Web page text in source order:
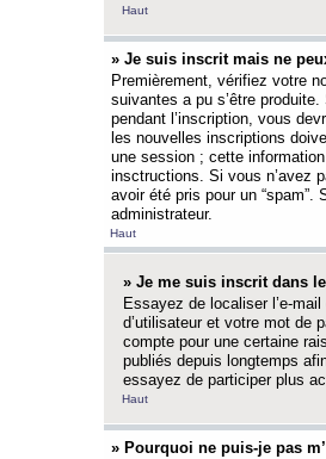
Haut
» Je suis inscrit mais ne
Premièrement, vérifiez votre
suivantes a pu s’être
pendant l’inscription, vous
les nouvelles inscriptions
une session ; cette
insctructions. Si vous n’avez
avoir été pris pour un
administrateur.
Haut
» Je me suis inscrit dans
Essayez de localiser l’e-
d’utilisateur et votre mot de
compte pour une certaine
publiés depuis longtemps
essayez de participer plus
Haut
» Pourquoi ne puis-je pas